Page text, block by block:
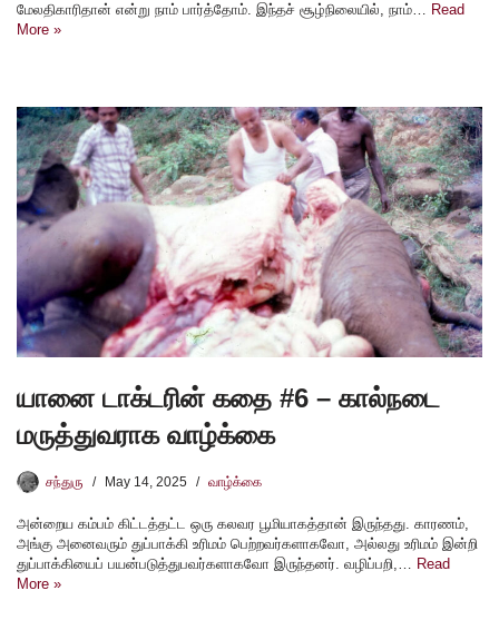
மேலதிகாரிதான் என்று நாம் பார்த்தோம். இந்தச் சூழ்நிலையில், நாம்… Read
More »
யானை டாக்டரின் கதை #6 – கால்நடை
மருத்துவராக வாழ்க்கை
சந்துரு May 14, 2025 வாழ்க்கை
அன்றைய கம்பம் கிட்டத்தட்ட ஒரு கலவர பூமியாகத்தான் இருந்தது. காரணம்,
அங்கு அனைவரும் துப்பாக்கி உரிமம் பெற்றவர்களாகவோ, அல்லது உரிமம் இன்றி
துப்பாக்கியைப் பயன்படுத்துபவர்களாகவோ இருந்தனர். வழிப்பறி,…
Read
More »